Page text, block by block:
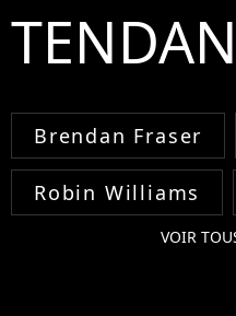
Brendan Fraser
Robin Williams
VOIR